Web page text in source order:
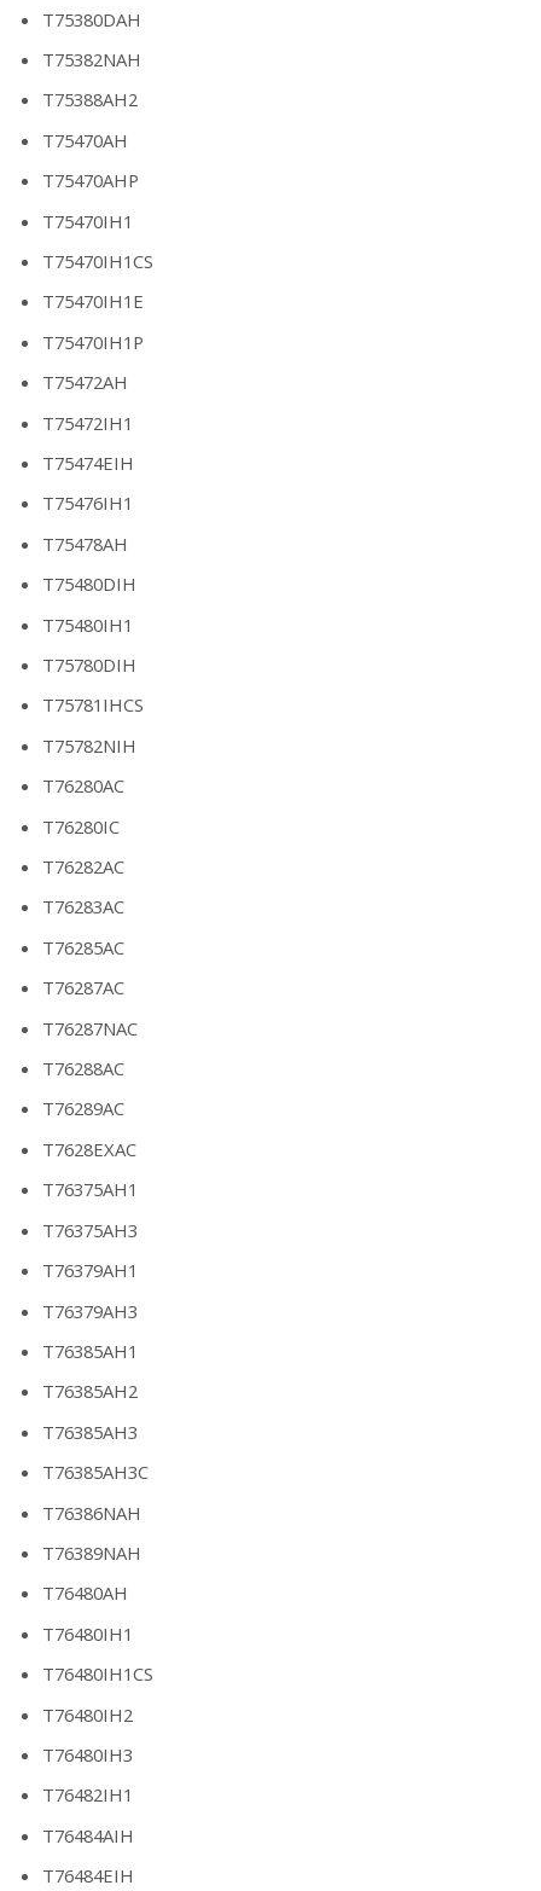
T75380DAH
T75382NAH
T75388AH2
T75470AH
T75470AHP
T75470IH1
T75470IH1CS
T75470IH1E
T75470IH1P
T75472AH
T75472IH1
T75474EIH
T75476IH1
T75478AH
T75480DIH
T75480IH1
T75780DIH
T75781IHCS
T75782NIH
T76280AC
T76280IC
T76282AC
T76283AC
T76285AC
T76287AC
T76287NAC
T76288AC
T76289AC
T7628EXAC
T76375AH1
T76375AH3
T76379AH1
T76379AH3
T76385AH1
T76385AH2
T76385AH3
T76385AH3C
T76386NAH
T76389NAH
T76480AH
T76480IH1
T76480IH1CS
T76480IH2
T76480IH3
T76482IH1
T76484AIH
T76484EIH